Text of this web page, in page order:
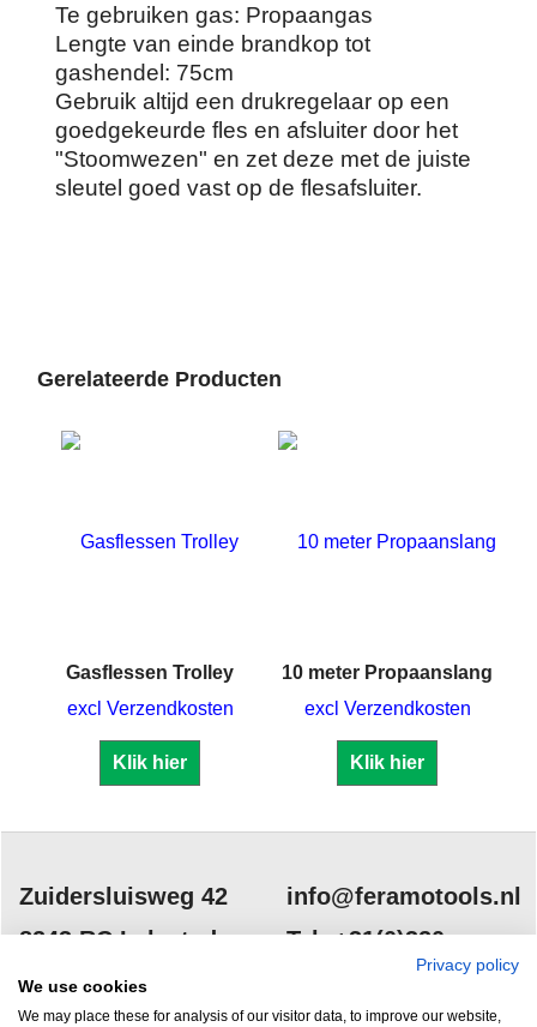
Te gebruiken gas: Propaangas
Lengte van einde brandkop tot
gashendel: 75cm
Gebruik altijd een drukregelaar op een
goedgekeurde fles en afsluiter door het
"Stoomwezen" en zet deze met de juiste
sleutel goed vast op de flesafsluiter.
Gerelateerde Producten
Gasflessen Trolley
excl Verzendkosten
Klik hier
10 meter Propaanslang
excl Verzendkosten
Klik hier
Zuidersluisweg 42
8243 RC Lelystad
Nederland
info@feramotools.nl
Tel: +31(0)320
Privacy policy
We use cookies
We may place these for analysis of our visitor data, to improve our website,